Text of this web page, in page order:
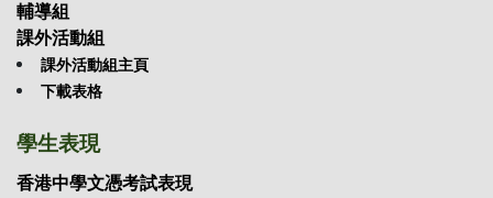
輔導組
課外活動組
課外活動組主頁
下載表格
學生表現
香港中學文憑考試表現